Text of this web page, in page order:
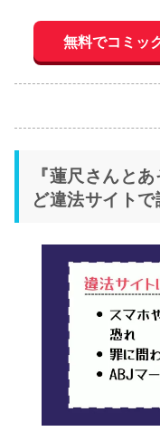
無料でコミッ
『蓮尺さんと
ど違法サイト